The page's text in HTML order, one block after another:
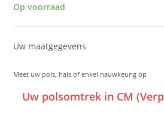
Op voorraad
Uw maatgegevens
Meet uw pols, hals of enkel nauwkeurig op
Uw polsomtrek in CM